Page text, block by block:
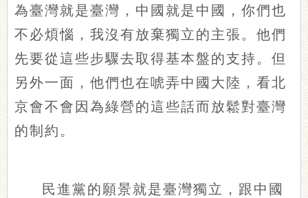
為臺灣就是臺灣，中國就是中國，你們也
不必煩惱，我沒有放棄獨立的主張。他們
先要從這些步驟去取得基本盤的支持。但
另外一面，他們也在唬弄中國大陸，看北
京會不會因為綠營的這些話而放鬆對臺灣
的制約。
民進黨的願景就是臺灣獨立，跟中國